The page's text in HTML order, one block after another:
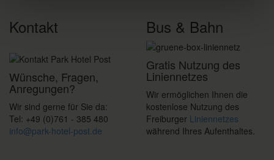
Kontakt
Wünsche, Fragen,
Anregungen?
Wir sind gerne für Sie da:
Tel: +49 (0)761 - 385 480
info@park-hotel-post.de
Bus & Bahn
Gratis Nutzung des
Liniennetzes
Wir ermöglichen Ihnen die
kostenlose Nutzung des
Freiburger Liniennetzes
während Ihres Aufenthaltes.